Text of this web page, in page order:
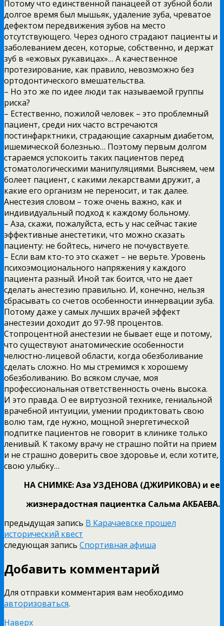
Потому что единственной панацеей от зубной боли
долгое время был мышьяк, удаление зуба, чреватое
дефектом передвижения зубов на место
отсутствующего. Через одного страдают пациенты и
заболеванием десен, которые, собственно, и держат
зуб в «ежовых рукавицах»… А качественное
протезирование, как правило, невозможно без
ортодонтического вмешательства.
– Но это же по идее люди так называемой группы
риска?
– Естественно, пожилой человек – это проблемный
пациент, среди них часто встречаются
постинфарктники, страдающие сахарным диабетом,
ишемической болезнью… Поэтому первым долгом
стараемся успокоить таких пациентов перед
стоматологическими манипуляциями. Выясняем, чем
болеет пациент, с какими лекарствами дружит, а
какие его организм не переносит, и так далее.
Анестезия словом – тоже очень важно, как и
индивидуальный подход к каждому больному.
– Аза, скажи, пожалуйста, есть у нас сейчас такие
эффективные анестетики, что можно сказать
пациенту: не бойтесь, ничего не почувствуете.
– Если вам кто-то это скажет – не верьте. Уровень
психоэмоционального напряжения у каждого
пациента разный. Иной так боится, что не дает
сделать анестезию правильно. И, конечно, нельзя
сбрасывать со счетов особенности иннервации зуба.
Потому даже у самых лучших врачей эффект
анестезии доходит до 97-98 процентов.
Стопроцентной анестезии не бывает еще и потому,
что существуют анатомические особенности
челюстно-лицевой области, когда обезболивание
сделать сложно. Но мы стремимся к хорошему
обезболиванию. Во всяком случае, моя
профессиональная ответственность очень высока.
И это правда. О ее виртуозной технике, гениальной
врачебной интуиции, умении продиктовать свою
волю там, где нужно, мощной энергетической
подпитке пациентов не говорит в клинике только
ленивый. К такому врачу не страшно пойти на прием
и не страшно доверить свое здоровье и, если хотите,
свою улыбку…
НА СНИМКЕ: Аза УЗДЕНОВА (ДЖИРИКОВА) и ее
жизнерадостная пациентка Сальма АКБАЕВА.
предыдущая запись В Карачаевске прошел
исторический квест
следующая запись Спортивная афиша
Добавить комментарий
Для отправки комментария вам необходимо
авторизоваться.
Наверх